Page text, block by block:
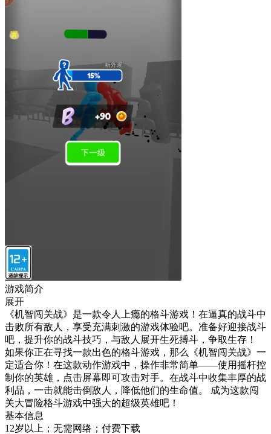
游戏简介
展开
《机智闯关战》是一款令人上瘾的格斗游戏！在逼真的战斗中
击败所有敌人，享受充满刺激的游戏体验吧。准备好迎接战斗
吧，提升你的战斗技巧，与敌人展开生死搏斗，争取生存！
如果你正在寻找一款出色的格斗游戏，那么《机智闯关战》一
定适合你！在这款动作游戏中，操作非常简单——使用摇杆控
制你的英雄，点击屏幕即可攻击对手。在战斗中收集丰厚的战
利品，一击就能击倒敌人，降低他们的生命值。 成为这款闯
关大冒险格斗游戏中强大的超级英雄吧！
基本信息
12岁以上；无需网络；付费下载